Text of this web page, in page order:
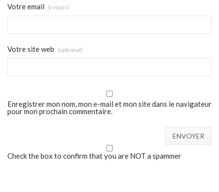
Votre email (requis)
Votre site web (optional)
Enregistrer mon nom, mon e-mail et mon site dans le navigateur
pour mon prochain commentaire.
Check the box to confirm that you are NOT a spammer